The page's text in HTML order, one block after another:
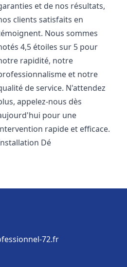
et de nos résultats,
clients satisfaits en
Nous sommes
4,5 étoiles sur 5 pour
rapidité, notre
et notre
de service. N'attendez
appelez-nous dès
pour une
rapide et efficace.
Dé
72.fr